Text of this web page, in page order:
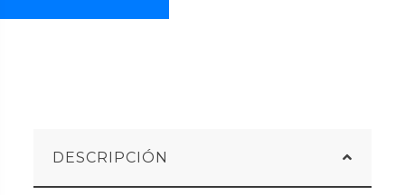
DESCRIPCIÓN